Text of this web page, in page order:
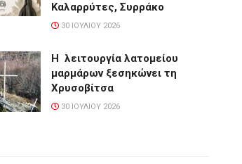
Καλαρρύτες, Συρράκο
30 ΙΟΥΛΊΟΥ 2026
Η λειτουργία λατομείου
μαρμάρων ξεσηκώνει τη
Χρυσοβίτσα
30 ΙΟΥΛΊΟΥ 2026